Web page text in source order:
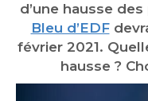
d’une hausse
Bleu d’EDF
février 2021.
hausse ?